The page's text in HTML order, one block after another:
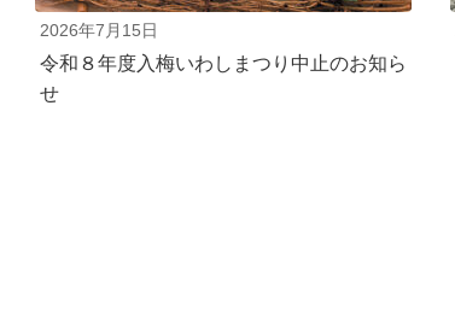
2026年7月15日
令和８年度入梅いわしまつり中止のお知ら
せ